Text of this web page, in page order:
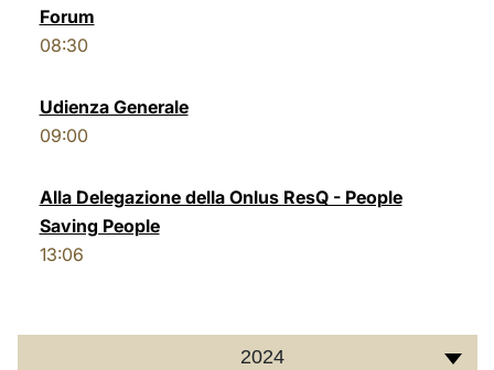
Forum
08:30
Udienza Generale
09:00
Alla Delegazione della Onlus ResQ - People
Saving People
13:06
2024